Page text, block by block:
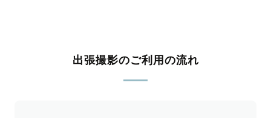
出張撮影のご利用の流れ